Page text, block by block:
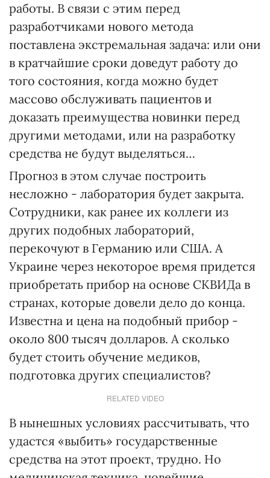
работы. В связи с этим перед
разработчиками нового метода
поставлена экстремальная задача: или они
в кратчайшие сроки доведут работу до
того состояния, когда можно будет
массово обслуживать пациентов и
доказать преимущества новинки перед
другими методами, или на разработку
средства не будут выделяться…
Прогноз в этом случае построить
несложно - лаборатория будет закрыта.
Сотрудники, как ранее их коллеги из
других подобных лабораторий,
перекочуют в Германию или США. А
Украине через некоторое время придется
приобретать прибор на основе СКВИДа в
странах, которые довели дело до конца.
Известна и цена на подобный прибор -
около 800 тысяч долларов. А сколько
будет стоить обучение медиков,
подготовка других специалистов?
RELATED VIDEO
В нынешных условиях рассчитывать, что
удастся «выбить» государственные
средства на этот проект, трудно. Но